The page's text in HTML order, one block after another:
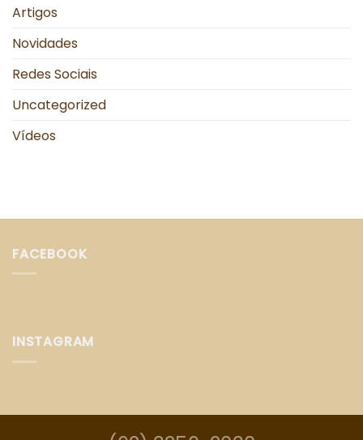
Artigos
Novidades
Redes Sociais
Uncategorized
Vídeos
FACEBOOK
INSTAGRAM